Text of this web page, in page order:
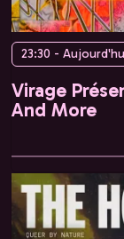
23:30 -
Virage
And More